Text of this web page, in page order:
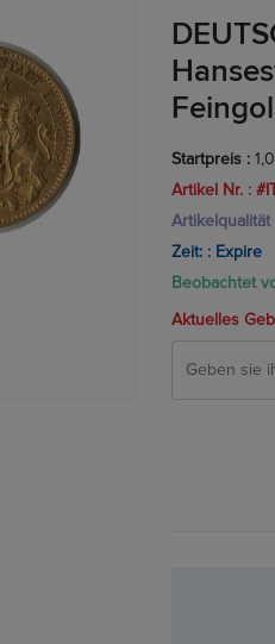
Startpreis :
Artikel Nr. :
Artikelqualität
Zeit: : Expire
Beobachtet
Aktuelles